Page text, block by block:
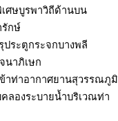
ศษบูรพาวิถีด้านบน
กษ์
ระตูกระจกบางพลี
นาภิเษก
าท่าอากาศยานสุวรรณภูมิ
ลองระบายน้ำบริเวณท่า